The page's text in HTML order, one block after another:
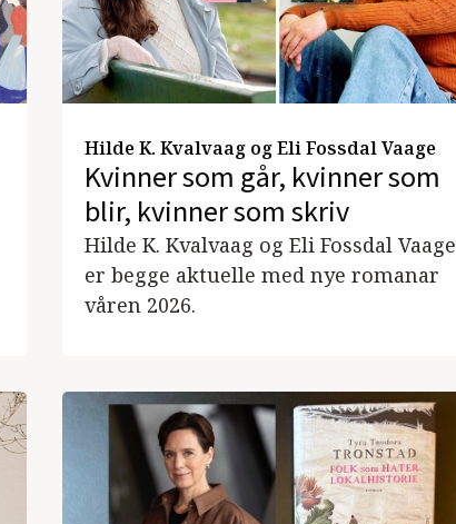
Hilde K. Kvalvaag og Eli Fossdal Vaage
Kvinner som går, kvinner som
blir, kvinner som skriv
Hilde K. Kvalvaag og Eli Fossdal Vaage
er begge aktuelle med nye romanar
våren 2026.